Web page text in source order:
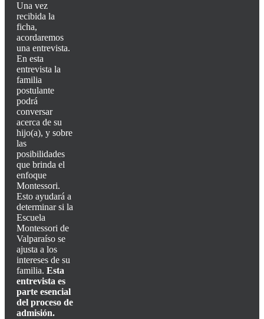
Una vez
recibida la
ficha,
acordaremos
una entrevista.
En esta
entrevista la
familia
postulante
podrá
conversar
acerca de su
hijo(a), y sobre
las
posibilidades
que brinda el
enfoque
Montessori.
Esto ayudará a
determinar si la
Escuela
Montessori de
Valparaíso se
ajusta a los
intereses de su
familia. Esta
entrevista es
parte esencial
del proceso de
admisión.